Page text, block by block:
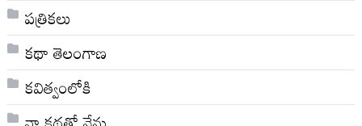
పత్రికలు
కథా తెలంగాణ
కవిత్వంలోకి